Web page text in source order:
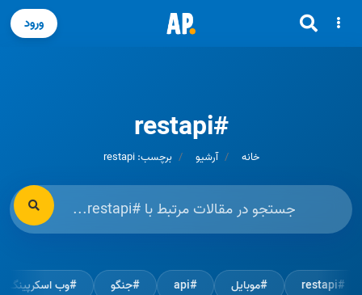
ورود
#restapi
خانه آرشیو برچسب: restapi
#وب #جنگو #api #موبایل #restapi